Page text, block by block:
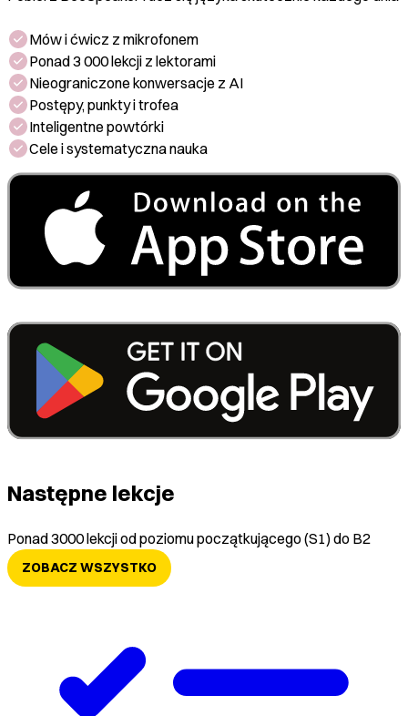
Mów i ćwicz z mikrofonem
Ponad 3 000 lekcji z lektorami
Nieograniczone konwersacje z AI
Postępy, punkty i trofea
Inteligentne powtórki
Cele i systematyczna nauka
Następne lekcje
Ponad 3000 lekcji od poziomu początkującego (S1) do B2
ZOBACZ WSZYSTKO